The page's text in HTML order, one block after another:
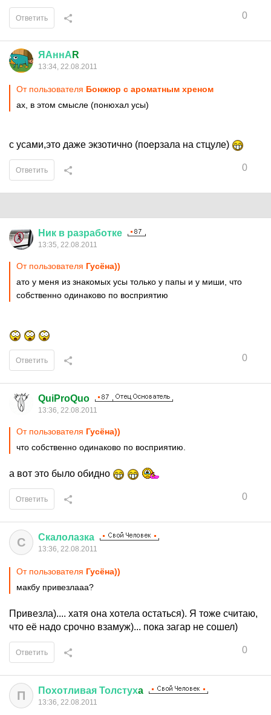
0
Ответить
ЯАннА R
13:34, 22.08.2011
От пользователя Бонжюр с ароматным хреном
ах, в этом смысле (понюхал усы)
с усами,это даже экзотично (поерзала на стцуле)
0
Ответить
Ник в разработке
13:35, 22.08.2011
От пользователя Гусёна))
ато у меня из знакомых усы только у папы и у миши, что
собственно одинаково по восприятию
0
Ответить
QuiProQuo
13:36, 22.08.2011
От пользователя Гусёна))
что собственно одинаково по восприятию.
а вот это было обидно
0
Ответить
С Скалолазка
13:36, 22.08.2011
От пользователя Гусёна))
макбу привезлааа?
Привезла).... хатя она хотела остаться). Я тоже считаю,
что её надо срочно взамуж)... пока загар не сошел)
0
Ответить
П Похотливая Толстухa
13:36, 22.08.2011